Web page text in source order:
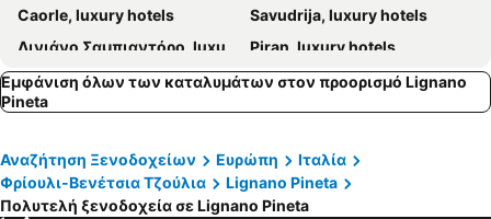
Caorle, luxury hotels
Savudrija, luxury hotels
Λινιάνο Σαμπιαντόρο, luxury hotels
Piran, luxury hotels
Grado, luxury hotels
Udine, luxury hotels
Duino-Aurisina, luxury hotels Noventa di Piave, luxury hotels
Pordenone, luxury hotels
Cormons, luxury hotels
Monfalcone, luxury hotels
Premariacco, luxury hotels
Εμφάνιση όλων των καταλυμάτων στον προορισμό Lignano
Pineta
Αναζήτηση Ξενοδοχείων Ευρώπη
Ιταλία
Φρίουλι-Βενέτσια Τζούλια
Lignano Pineta
Πολυτελή ξενοδοχεία σε Lignano Pineta